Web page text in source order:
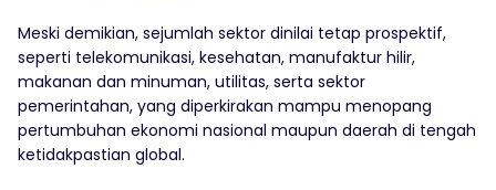
Meski demikian, sejumlah sektor dinilai tetap prospektif,
seperti telekomunikasi, kesehatan, manufaktur hilir,
makanan dan minuman, utilitas, serta sektor
pemerintahan, yang diperkirakan mampu menopang
pertumbuhan ekonomi nasional maupun daerah di tengah
ketidakpastian global.